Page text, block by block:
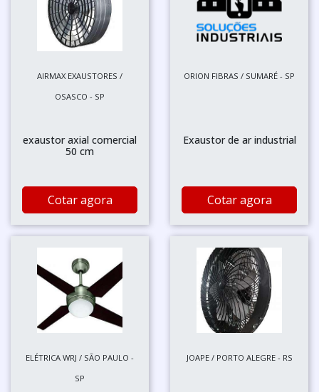
AIRMAX EXAUSTORES /
OSASCO - SP
exaustor axial comercial
50 cm
Cotar agora
ORION FIBRAS / SUMARÉ - SP
Exaustor de ar industrial
Cotar agora
ELÉTRICA WRJ / SÃO PAULO -
SP
JOAPE / PORTO ALEGRE - RS